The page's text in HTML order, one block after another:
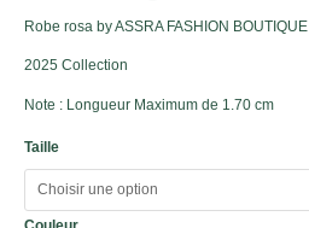
Robe rosa by ASSRA FASHION BOUTIQUE
2025 Collection
Note : Longueur Maximum de 1.70 cm
Taille